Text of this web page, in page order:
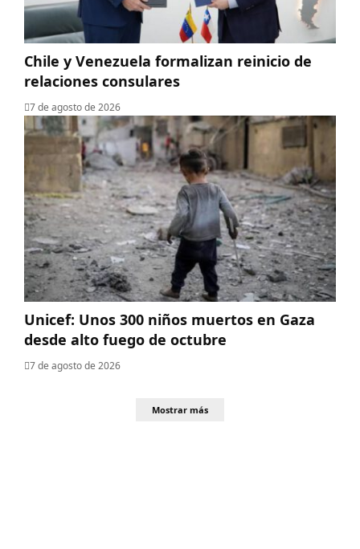
Chile y Venezuela formalizan reinicio de
relaciones consulares
7 de agosto de 2026
Unicef: Unos 300 niños muertos en Gaza
desde alto fuego de octubre
7 de agosto de 2026
Mostrar más